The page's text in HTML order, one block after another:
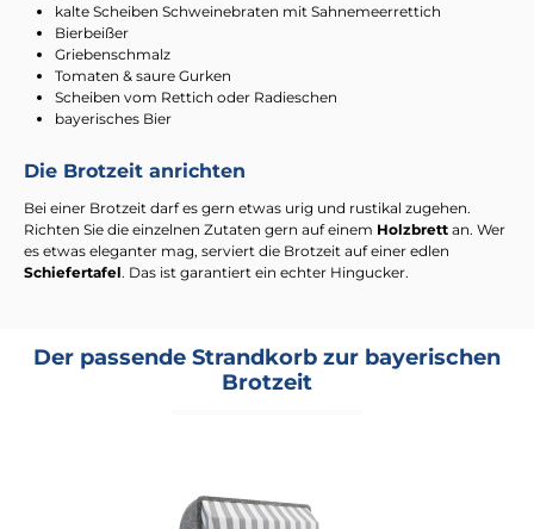
kalte Scheiben Schweinebraten mit Sahnemeerrettich
Bierbeißer
Griebenschmalz
Tomaten & saure Gurken
Scheiben vom Rettich oder Radieschen
bayerisches Bier
Die Brotzeit anrichten
Bei einer Brotzeit darf es gern etwas urig und rustikal zugehen.
Richten Sie die einzelnen Zutaten gern auf einem Holzbrett an. Wer
es etwas eleganter mag, serviert die Brotzeit auf einer edlen
Schiefertafel. Das ist garantiert ein echter Hingucker.
Der passende Strandkorb zur bayerischen
Brotzeit